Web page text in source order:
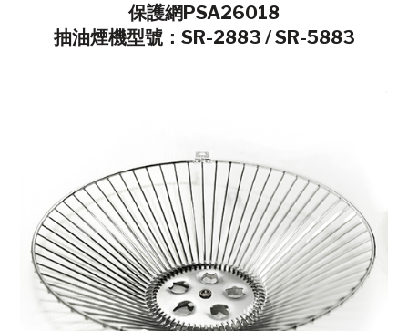
保護網PSA26018
抽油煙機型號：SR-2883 / SR-5883